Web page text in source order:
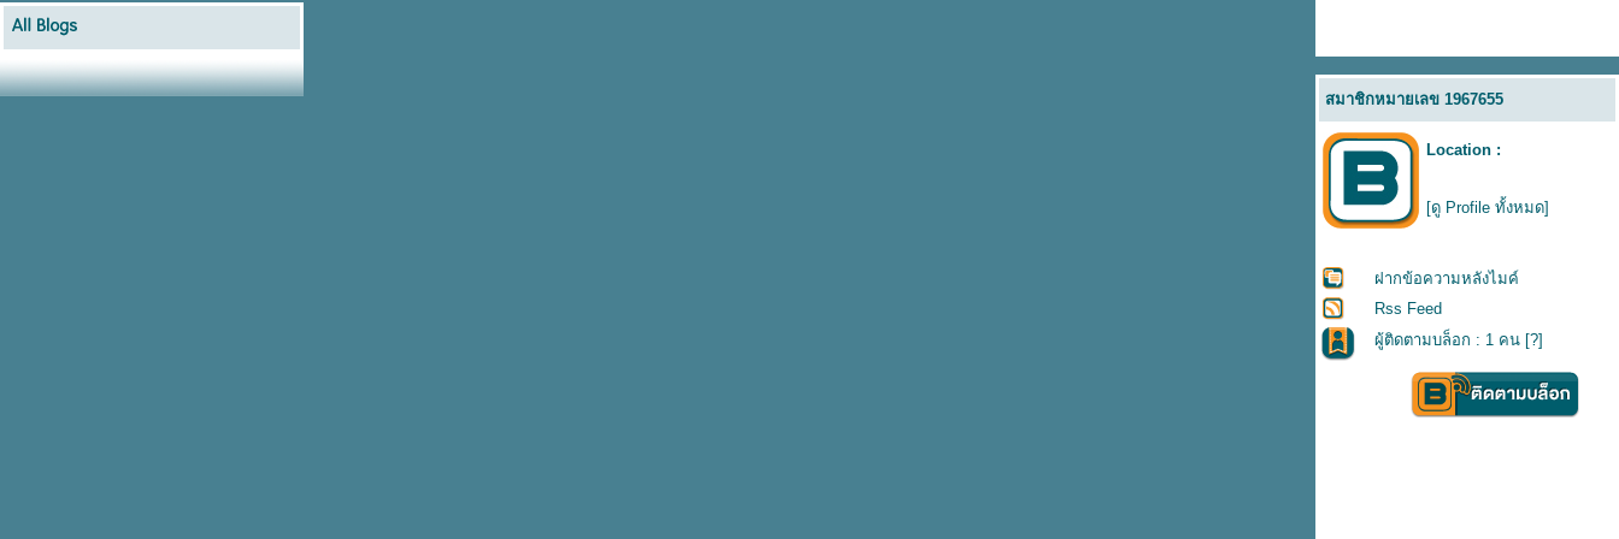
สมาชิกหมายเลข 1967655
Location :
[ดู Profile ทั้งหมด]
ฝากข้อความหลังไมค์
Rss Feed
ผู้ติดตามบล็อก : 1 คน [?]